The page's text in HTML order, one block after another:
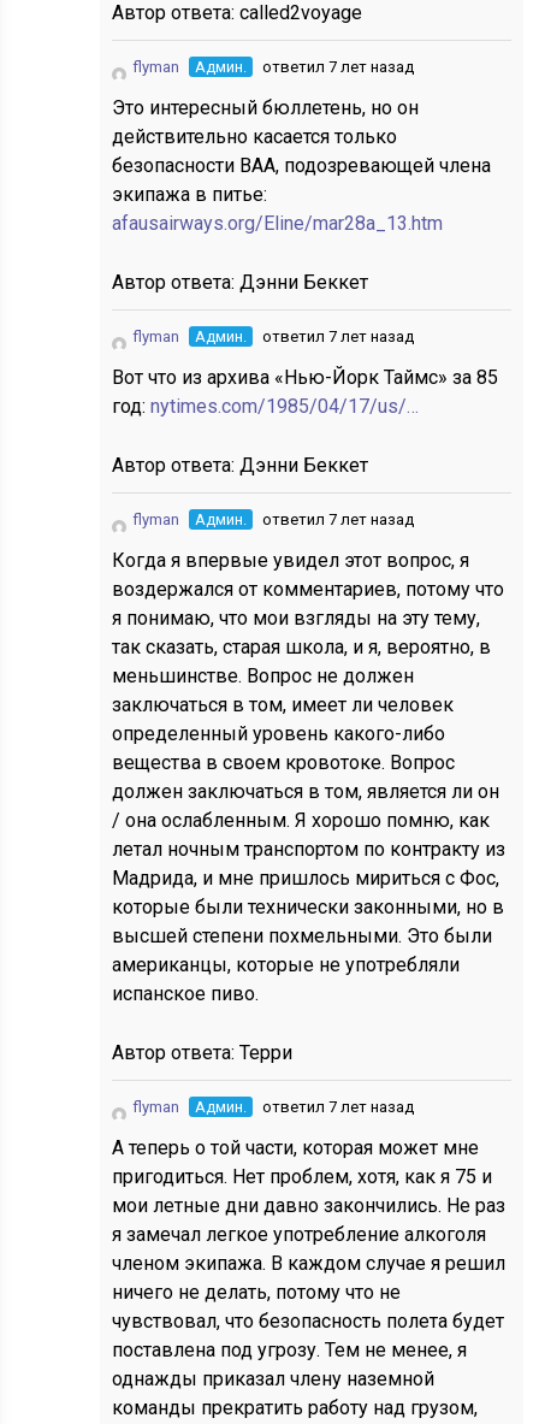
Автор ответа:called2voyage
flyman Админ. ответил 7 лет назад
Это интересный бюллетень, но он
действительно касается только
безопасности BAA, подозревающей члена
экипажа в питье:
afausairways.org/Eline/mar28a_13.htm
Автор ответа:Дэнни Беккет
flyman Админ. ответил 7 лет назад
Вот что из архива «Нью-Йорк Таймс» за 85
год:nytimes.com/1985/04/17/us/…
Автор ответа:Дэнни Беккет
flyman Админ. ответил 7 лет назад
Когда я впервые увидел этот вопрос, я
воздержался от комментариев, потому что
я понимаю, что мои взгляды на эту тему,
так сказать, старая школа, и я, вероятно, в
меньшинстве. Вопрос не должен
заключаться в том, имеет ли человек
определенный уровень какого-либо
вещества в своем кровотоке. Вопрос
должен заключаться в том, является ли он
/ она ослабленным. Я хорошо помню, как
летал ночным транспортом по контракту из
Мадрида, и мне пришлось мириться с Фос,
которые были технически законными, но в
высшей степени похмельными. Это были
американцы, которые не употребляли
испанское пиво.
Автор ответа:Терри
flyman Админ. ответил 7 лет назад
А теперь о той части, которая может мне
пригодиться. Нет проблем, хотя, как я 75 и
мои летные дни давно закончились. Не раз
я замечал легкое употребление алкоголя
членом экипажа. В каждом случае я решил
ничего не делать, потому что не
чувствовал, что безопасность полета будет
поставлена под угрозу. Тем не менее, я
однажды приказал члену наземной
команды прекратить работу над грузом,